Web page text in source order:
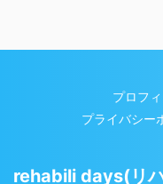
プロフ
プライバシー
rehabili days(リ
Copyright© rehabili